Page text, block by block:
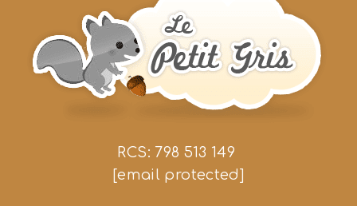
RCS: 798 513 149
[email protected]